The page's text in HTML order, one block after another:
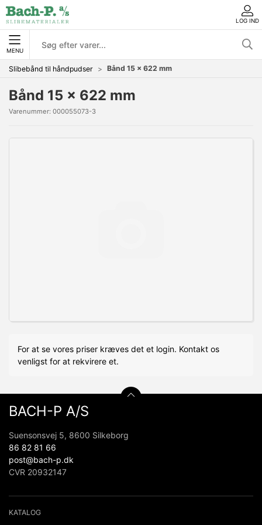
LOG IND
MENU
Slibebånd til håndpudser Bånd 15 x 622 mm
Bånd 15 x 622 mm
Varenummer: 000055073-3
For at se vores priser kræves det et login. Kontakt os
venligst for at rekvirere et.
BACH-P A/S
Suensonsvej 5, 8600 Silkeborg
86 82 81 66
post@bach-p.dk
CVR 20932147
KATALOG